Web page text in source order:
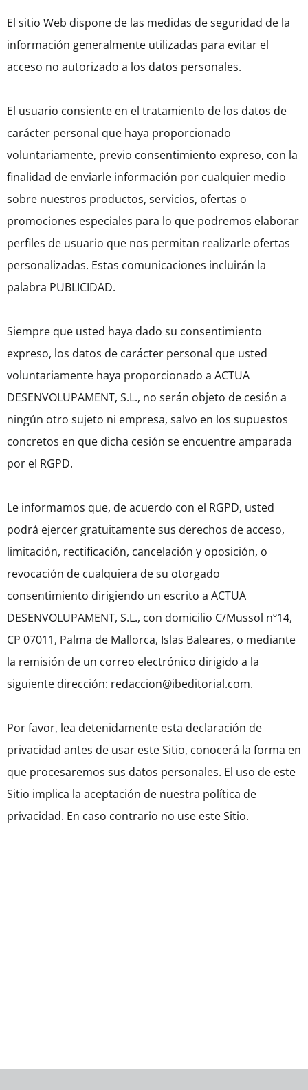
El sitio Web dispone de las medidas de seguridad de la
información generalmente utilizadas para evitar el
acceso no autorizado a los datos personales.
El usuario consiente en el tratamiento de los datos de
carácter personal que haya proporcionado
voluntariamente, previo consentimiento expreso, con la
finalidad de enviarle información por cualquier medio
sobre nuestros productos, servicios, ofertas o
promociones especiales para lo que podremos elaborar
perfiles de usuario que nos permitan realizarle ofertas
personalizadas. Estas comunicaciones incluirán la
palabra PUBLICIDAD.
Siempre que usted haya dado su consentimiento
expreso, los datos de carácter personal que usted
voluntariamente haya proporcionado a ACTUA
DESENVOLUPAMENT, S.L., no serán objeto de cesión a
ningún otro sujeto ni empresa, salvo en los supuestos
concretos en que dicha cesión se encuentre amparada
por el RGPD.
Le informamos que, de acuerdo con el RGPD, usted
podrá ejercer gratuitamente sus derechos de acceso,
limitación, rectificación, cancelación y oposición, o
revocación de cualquiera de su otorgado
consentimiento dirigiendo un escrito a ACTUA
DESENVOLUPAMENT, S.L., con domicilio C/Mussol nº14,
CP 07011, Palma de Mallorca, Islas Baleares, o mediante
la remisión de un correo electrónico dirigido a la
siguiente dirección: redaccion@ibeditorial.com.
Por favor, lea detenidamente esta declaración de
privacidad antes de usar este Sitio, conocerá la forma en
que procesaremos sus datos personales. El uso de este
Sitio implica la aceptación de nuestra política de
privacidad. En caso contrario no use este Sitio.